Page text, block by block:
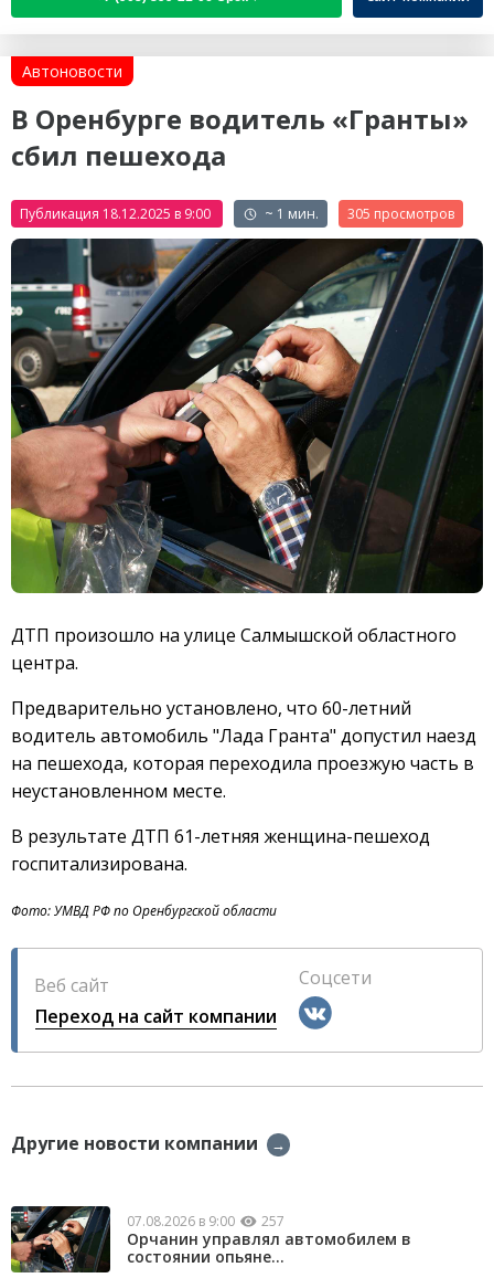
Автоновости
В Оренбурге водитель «Гранты»
сбил пешехода
Публикация 18.12.2025 в 9:00 ~ 1 мин. 305
ДТП произошло на улице Салмышской областного
центра.
Предварительно установлено, что 60-летний
водитель автомобиль "Лада Гранта" допустил наезд
на пешехода, которая переходила проезжую часть в
неустановленном месте.
В результате ДТП 61-летняя женщина-пешеход
госпитализирована.
Фото: УМВД РФ по Оренбургской области
Веб сайт
Переход на сайт компании
Соцсети
Другие новости компании →
07.08.2026 в 9:00 257
Орчанин управлял автомобилем в
состоянии опьяне...